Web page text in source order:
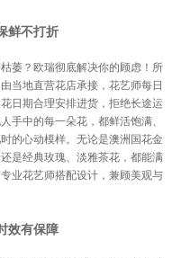
鲜不打折
萎？欧瑞彻底解决你的顾虑！所
当地直营花店承接，花艺师每日
日期合理安排进货，拒绝长途运
手中的每一朵花，都鲜活饱满、
的心动模样。无论是澳洲国花金
是经典玫瑰、淡雅茶花，都能满
业花艺师搭配设计，兼顾美观与
效有保障